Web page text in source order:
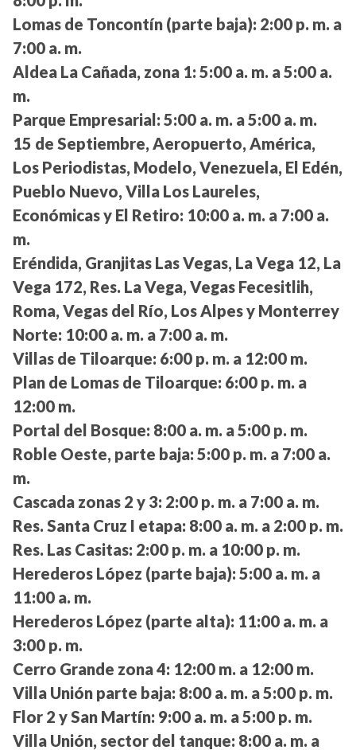
Lomas de Toncontín (parte baja): 2:00 p. m. a
7:00 a. m.
Aldea La Cañada, zona 1: 5:00 a. m. a 5:00 a.
m.
Parque Empresarial: 5:00 a. m. a 5:00 a. m.
15 de Septiembre, Aeropuerto, América,
Los Periodistas, Modelo, Venezuela, El Edén,
Pueblo Nuevo, Villa Los Laureles,
Económicas y El Retiro: 10:00 a. m. a 7:00 a.
m.
Eréndida, Granjitas Las Vegas, La Vega 12, La
Vega 172, Res. La Vega, Vegas Fecesitlih,
Roma, Vegas del Río, Los Alpes y Monterrey
Norte: 10:00 a. m. a 7:00 a. m.
Villas de Tiloarque: 6:00 p. m. a 12:00 m.
Plan de Lomas de Tiloarque: 6:00 p. m. a
12:00 m.
Portal del Bosque: 8:00 a. m. a 5:00 p. m.
Roble Oeste, parte baja: 5:00 p. m. a 7:00 a.
m.
Cascada zonas 2 y 3: 2:00 p. m. a 7:00 a. m.
Res. Santa Cruz I etapa: 8:00 a. m. a 2:00 p. m.
Res. Las Casitas: 2:00 p. m. a 10:00 p. m.
Herederos López (parte baja): 5:00 a. m. a
11:00 a. m.
Herederos López (parte alta): 11:00 a. m. a
3:00 p. m.
Cerro Grande zona 4: 12:00 m. a 12:00 m.
Villa Unión parte baja: 8:00 a. m. a 5:00 p. m.
Flor 2 y San Martín: 9:00 a. m. a 5:00 p. m.
Villa Unión, sector del tanque: 8:00 a. m. a